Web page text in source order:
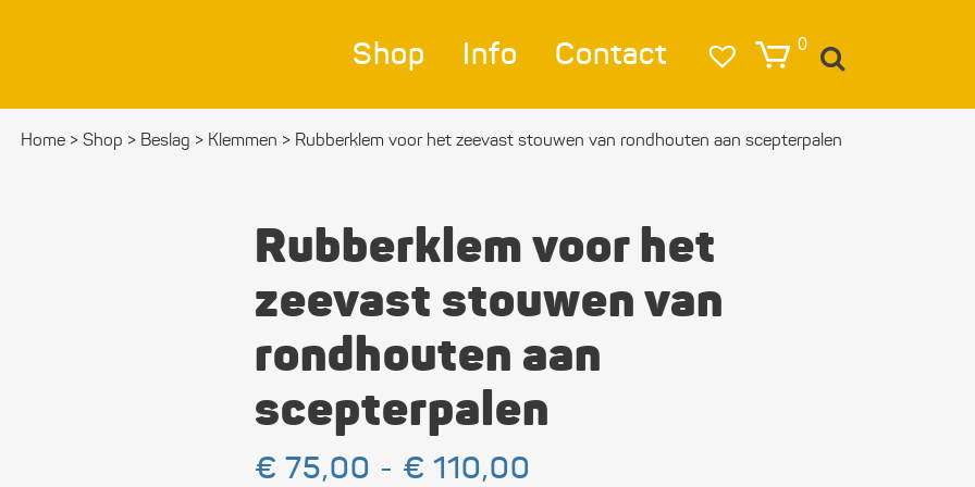
0
Shop
Verlichting
Afmeren & Ankeren
Zeilkleding
Bevestigings­­
materialen
Elektra en
Info Contact
Home > Shop > Beslag > Klemmen > Rubberklem voor het zeevast stouwen van rondhouten aan scepterpalen
Rubberklem voor het
zeevast stouwen van
rondhouten aan
scepterpalen
€ 75,00 - € 110,00